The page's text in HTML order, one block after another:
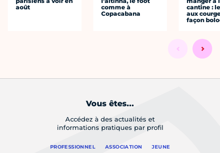
août
comme à
Copacabana
cantine :
aux
façon
Vous êtes...
Accédez à des actualités et
informations pratiques par profil
PROFESSIONNEL ASSOCIATION JEUNE